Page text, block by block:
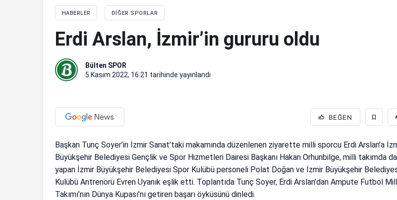
HABERLER DIĞER SPORLAR
Erdi Arslan, İzmir’in gururu oldu
Bülten SPOR
5 Kasım 2022, 16:21 tarihinde yayınlandı
BEĞEN
Başkan Tunç Soyer’in İzmir Sanat’taki makamında düzenlenen ziyarette milli sporcu Erdi Arslan’a
Büyükşehir Belediyesi Gençlik ve Spor Hizmetleri Dairesi Başkanı Hakan Orhunbilge, milli takımda
yapan İzmir Büyükşehir Belediyesi Spor Kulübü personeli Polat Doğan ve İzmir Büyükşehir
Kulübü Antrenörü Evren Uyanık eşlik etti. Toplantıda Tunç Soyer, Erdi Arslan’dan Ampute Futbol
Takımı’nın Dünya Kupası’nı getiren başarı öyküsünü dinledi.